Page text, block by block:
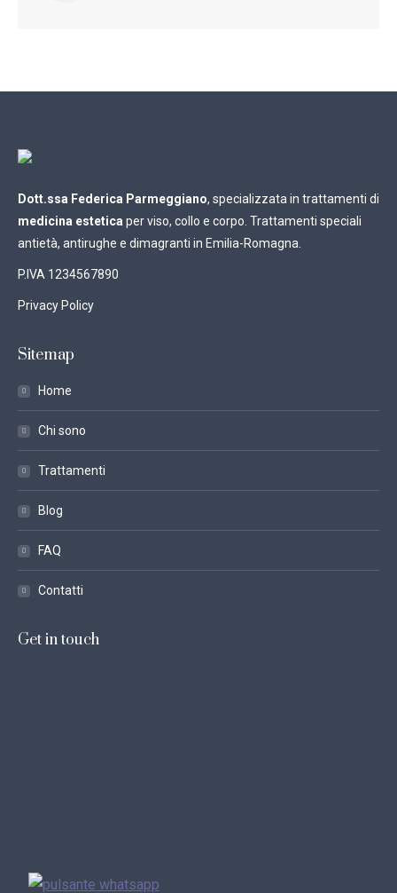
Dott.ssa Federica Parmeggiano, specializzata in trattamenti di
medicina estetica per viso, collo e corpo. Trattamenti speciali
antietà, antirughe e dimagranti in Emilia-Romagna.
P.IVA 1234567890
Privacy Policy
Sitemap
Home
Chi sono
Trattamenti
Blog
FAQ
Contatti
Get in touch